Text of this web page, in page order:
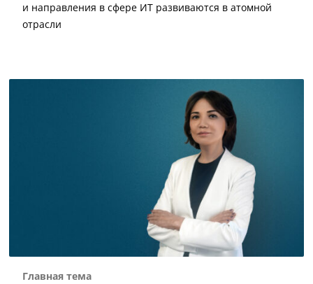
и направления в сфере ИТ развиваются в атомной
отрасли
Главная тема